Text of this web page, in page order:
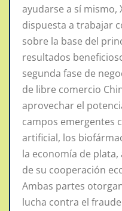
ayudarse a sí mismo,
dispuesta a trabajar
sobre la base del
resultados
segunda fase de
de libre comercio
aprovechar el
campos emergentes
artificial, los
la economía de
de su cooperación
Ambas partes
lucha contra el